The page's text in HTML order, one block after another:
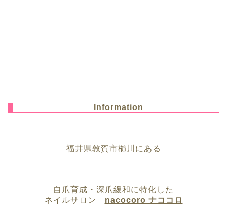
Information
福井県敦賀市櫛川にある
自爪育成・深爪緩和に特化した
ネイルサロン nacocoro ナココロ